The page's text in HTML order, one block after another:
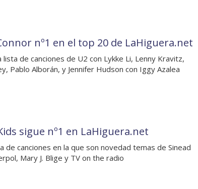
nº1 en el top 20 de LaHiguera.net
lista de canciones de U2 con Lykke Li, Lenny Kravitz,
Pablo Alborán, y Jennifer Hudson con Iggy Azalea
sigue nº1 en LaHiguera.net
de canciones en la que son novedad temas de Sinead
Mary J. Blige y TV on the radio